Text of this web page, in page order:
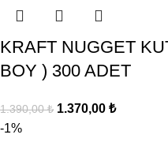
KRAFT NUGGET
BOY ) 300 ADET
1.390,00₺ 1.370,00 ₺
-1%